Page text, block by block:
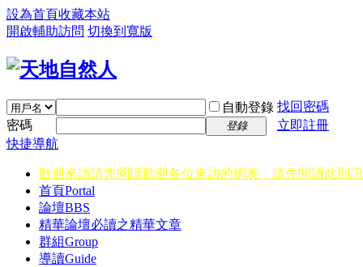
設為首頁收藏本站
開啟輔助訪問 切換到寬版
自動登錄 找回密碼
密碼
登錄
立即註冊
快捷導航
歡迎來訪請先閱讀歡迎各位來訪的網友，請先閱讀此則
首頁Portal
論壇BBS
精華論壇必讀之精華文章
群組Group
導讀Guide